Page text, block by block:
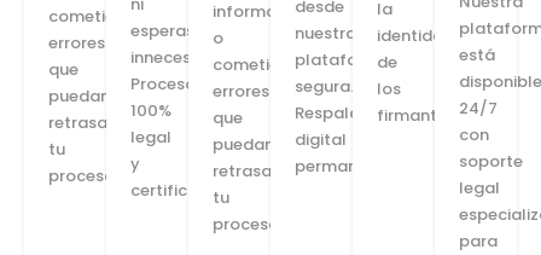
cometiendo
errores
que
puedan
retrasar
tu
proceso.
esperas
innecesarias.
Proceso
100%
legal
y
certificado.
información
o
cometiendo
errores
que
puedan
retrasar
tu
proceso.
desde
nuestra
plataforma
segura.
Respaldo
digital
permanente.
la
identidad
de
los
firmantes.
está
disponible
24/7
con
soporte
legal
para